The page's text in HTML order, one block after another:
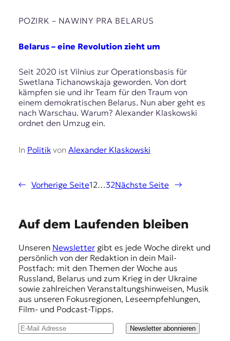
POZIRK – NAWІNY PRA BELARUS
Belarus – eine Revolution zieht um
Seit 2020 ist Vilnius zur Operationsbasis für
Swetlana Tichanowskaja geworden. Von dort
kämpfen sie und ihr Team für den Traum von
einem demokratischen Belarus. Nun aber geht es
nach Warschau. Warum? Alexander Klaskowski
ordnet den Umzug ein.
In Politikvon Alexander Klaskowski
← Vorherige Seite12…32Nächste Seite →
Auf dem Laufenden bleiben
Unseren Newslettergibt es jede Woche direkt und
persönlich von der Redaktion in dein Mail-
Postfach: mit den Themen der Woche aus
Russland, Belarus und zum Krieg in der Ukraine
sowie zahlreichen Veranstaltungshinweisen, Musik
aus unseren Fokusregionen, Leseempfehlungen,
Film- und Podcast-Tipps.
Newsletter abonnieren